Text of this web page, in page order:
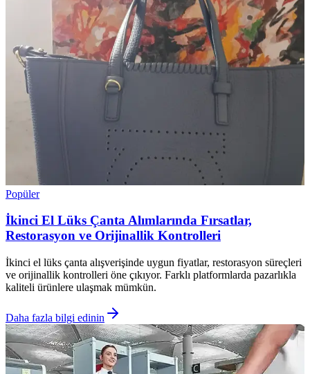
Popüler
İkinci El Lüks Çanta Alımlarında Fırsatlar,
Restorasyon ve Orijinallik Kontrolleri
İkinci el lüks çanta alışverişinde uygun fiyatlar, restorasyon süreçleri
ve orijinallik kontrolleri öne çıkıyor. Farklı platformlarda pazarlıkla
kaliteli ürünlere ulaşmak mümkün.
Daha fazla bilgi edinin